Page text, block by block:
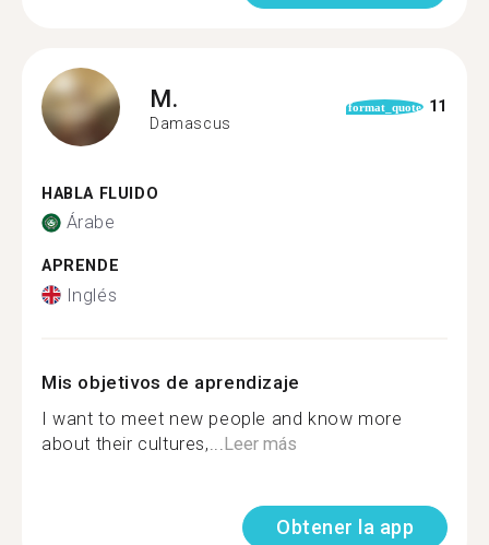
M.
Damascus
format_quote 11
HABLA FLUIDO
Árabe
APRENDE
Inglés
Mis objetivos de aprendizaje
I want to meet new people and know more
about their cultures,... Leer más
Obtener la app